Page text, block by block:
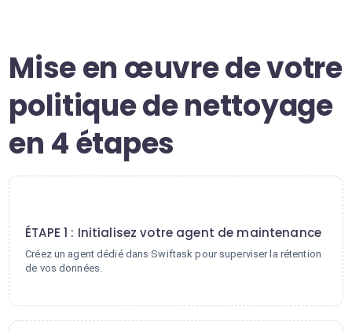
Mise en œuvre de votre
politique de nettoyage
en 4 étapes
ÉTAPE 1 : Initialisez votre agent de maintenance
Créez un agent dédié dans Swiftask pour superviser la rétention
de vos données.